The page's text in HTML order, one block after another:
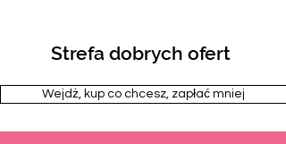
Strefa dobrych ofert
Wejdż, kup co chcesz, zapłać mniej